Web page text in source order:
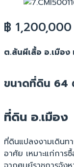
฿ 1,200,000
ต.สันผีเสื้อ อ.เมือง
ขนาดที่ดิน 64
ที่ดิน อ.เมือง
ที่ดินแปลงงามเดินท
อาศัย เหมาะแก่การ